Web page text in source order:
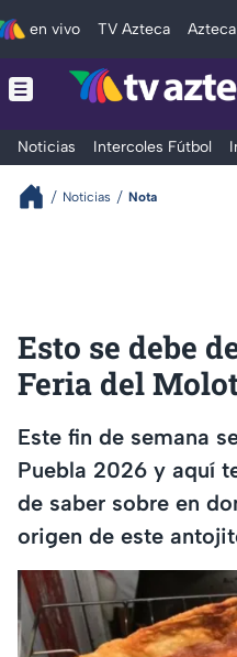
en vivo TV Azteca
Noticias Intercoles Fútbol
Noticias Nota
Esto se debe
Feria del
Este fin de semana
Puebla 2026 y aquí
de saber sobre en
origen de este